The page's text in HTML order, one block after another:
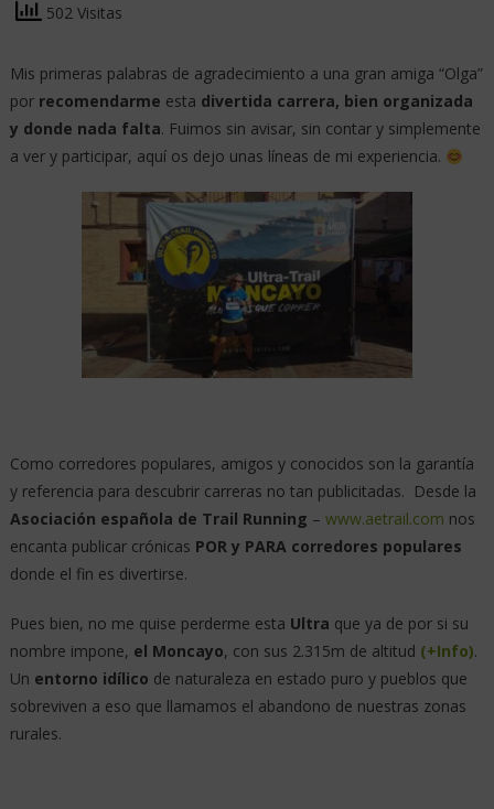
502 Visitas
Mis primeras palabras de agradecimiento a una gran amiga “Olga”
por recomendarme esta divertida carrera, bien organizada
y donde nada falta. Fuimos sin avisar, sin contar y simplemente
a ver y participar, aquí os dejo unas líneas de mi experiencia.
Como corredores populares, amigos y conocidos son la garantía
y referencia para descubrir carreras no tan publicitadas. Desde la
Asociación española de Trail Running – www.aetrail.com nos
encanta publicar crónicas POR y PARA corredores populares
donde el fin es divertirse.
Pues bien, no me quise perderme esta Ultra que ya de por si su
nombre impone, el Moncayo, con sus 2.315m de altitud (+Info).
Un entorno idílico de naturaleza en estado puro y pueblos que
sobreviven a eso que llamamos el abandono de nuestras zonas
rurales.